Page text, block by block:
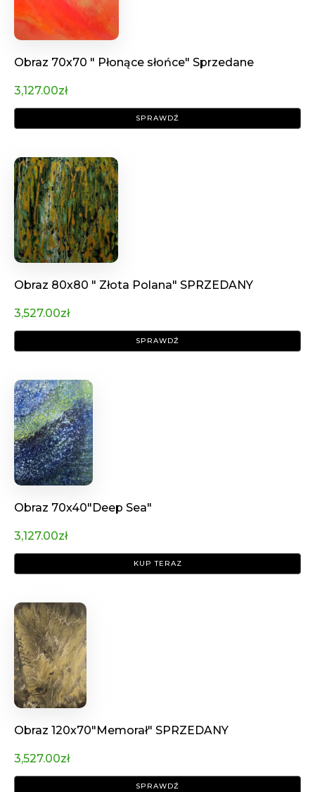
Obraz 70x70 " Płonące słońce" Sprzedane
3,127.00zł
SPRAWDŹ
Obraz 80x80 " Złota Polana" SPRZEDANY
3,527.00zł
SPRAWDŹ
Obraz 70x40"Deep Sea"
3,127.00zł
KUP TERAZ
Obraz 120x70"Memorał" SPRZEDANY
3,527.00zł
SPRAWDŹ